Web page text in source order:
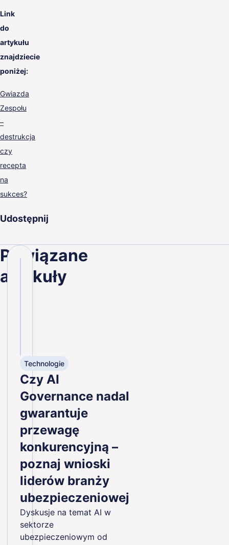
Link
do
artykułu
znajdziecie
poniżej:
Gwiazda
Zespołu
–
destrukcja
czy
recepta
na
sukces?
Udostępnij
Powiązane
artykuły
Technologie
Czy AI
Governance nadal
gwarantuje
przewagę
konkurencyjną –
poznaj wnioski
liderów branży
ubezpieczeniowej
Dyskusje na temat AI w
sektorze
ubezpieczeniowym od